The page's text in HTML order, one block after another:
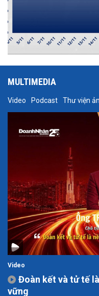
MULTIMEDIA
Video Podcast Thư viện
Video
Đoàn kết và tử tế
vững